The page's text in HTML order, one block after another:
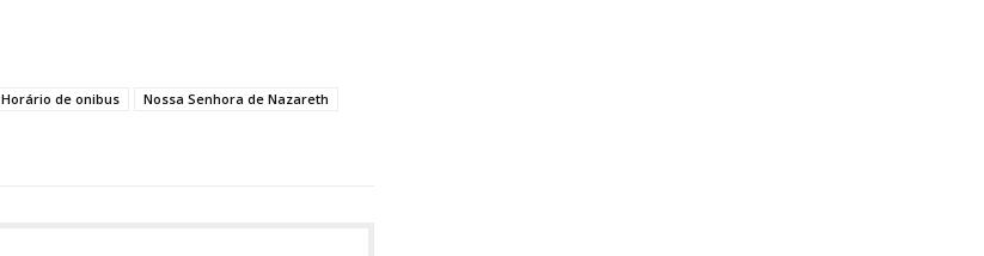
Horário de onibus
Nossa Senhora de Nazareth